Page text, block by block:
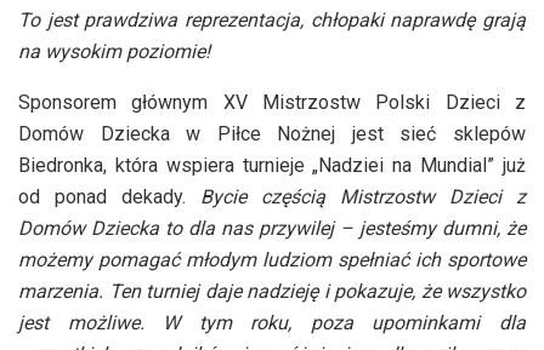
To jest prawdziwa reprezentacja, chłopaki naprawdę grają
na wysokim poziomie!
Sponsorem głównym XV Mistrzostw Polski Dzieci z
Domów Dziecka w Piłce Nożnej jest sieć sklepów
Biedronka, która wspiera turnieje „Nadziei na Mundial” już
od ponad dekady. Bycie częścią Mistrzostw Dzieci z
Domów Dziecka to dla nas przywilej – jesteśmy dumni, że
możemy pomagać młodym ludziom spełniać ich sportowe
marzenia. Ten turniej daje nadzieję i pokazuje, że wszystko
jest możliwe. W tym roku, poza upominkami dla